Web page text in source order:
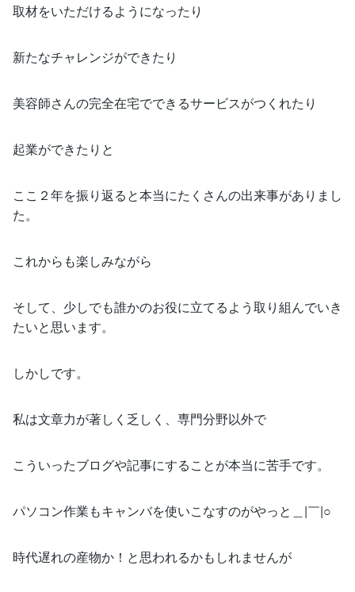
取材をいただけるようになったり
新たなチャレンジができたり
美容師さんの完全在宅でできるサービスがつくれたり
起業ができたりと
ここ２年を振り返ると本当にたくさんの出来事がありまし
た。
これからも楽しみながら
そして、少しでも誰かのお役に立てるよう取り組んでいき
たいと思います。
しかしです。
私は文章力が著しく乏しく、専門分野以外で
こういったブログや記事にすることが本当に苦手です。
パソコン作業もキャンバを使いこなすのがやっと＿|￣|○
時代遅れの産物か！と思われるかもしれませんが